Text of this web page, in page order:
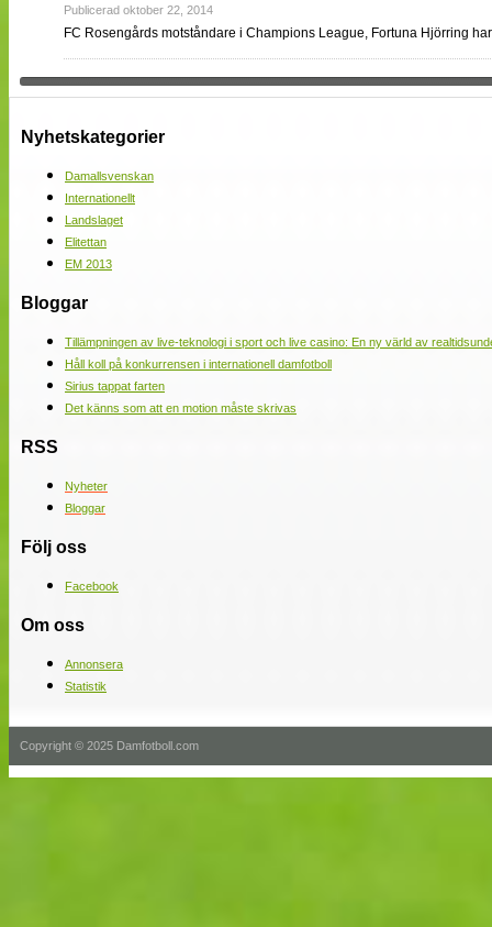
Publicerad oktober 22, 2014
FC Rosengårds motståndare i Champions League, Fortuna Hjörring
Nyhetskategorier
Damallsvenskan
Internationellt
Landslaget
Elitettan
EM 2013
Bloggar
Tillämpningen av live-teknologi i sport och live casino: En ny värld av
Håll koll på konkurrensen i internationell damfotboll
Sirius tappat farten
Det känns som att en motion måste skrivas
RSS
Nyheter
Bloggar
Följ oss
Facebook
Om oss
Annonsera
Statistik
Copyright © 2025 Damfotboll.com